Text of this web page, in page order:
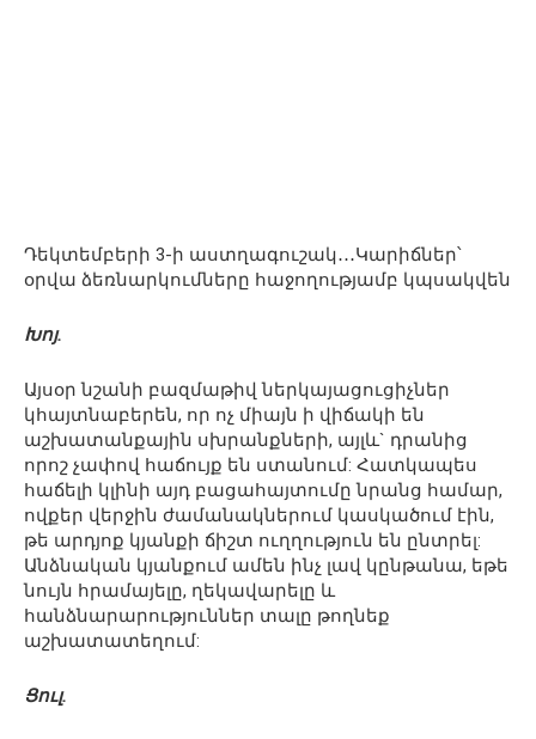
Դեկտեմբերի 3-ի աստղագուշակ․․․Կարիճներ՝
օրվա ձեռնարկումները հաջողությամբ կպսակվեն
Խոյ.
Այսօր նշանի բազմաթիվ ներկայացուցիչներ
կհայտնաբերեն, որ ոչ միայն ի վիճակի են
աշխատանքային սխրանքների, այլև` դրանից
որոշ չափով հաճույք են ստանում: Հատկապես
հաճելի կլինի այդ բացահայտումը նրանց համար,
ովքեր վերջին ժամանակներում կասկածում էին,
թե արդյոք կյանքի ճիշտ ուղղություն են ընտրել:
Անձնական կյանքում ամեն ինչ լավ կընթանա, եթե
նույն հրամայելը, ղեկավարելը և
հանձնարարություններ տալը թողնեք
աշխատատեղում:
Ցուլ.